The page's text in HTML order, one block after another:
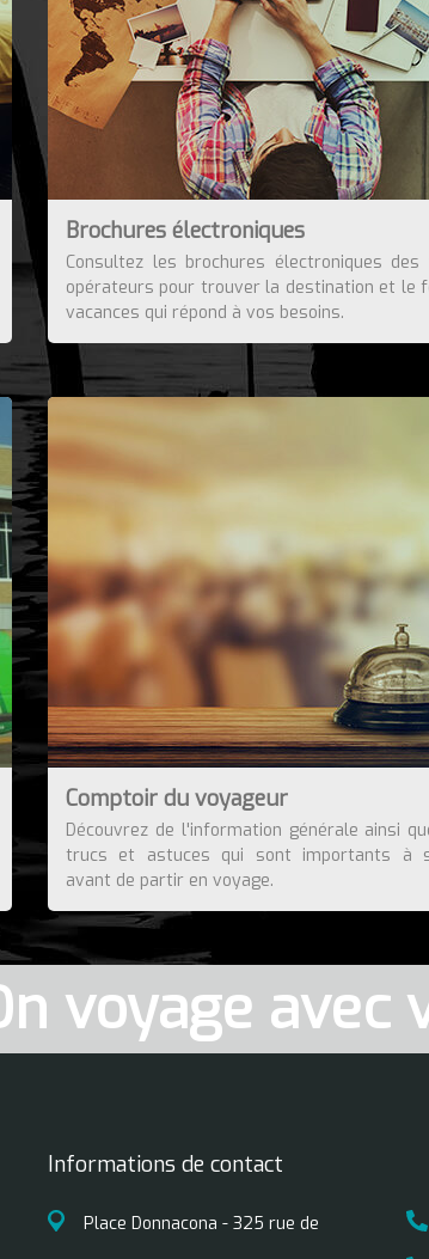
Brochures électroniques
Consultez les brochures électroniques des
opérateurs pour trouver la destination et le
vacances qui répond à vos besoins.
Comptoir du voyageur
Découvrez de l'information générale ainsi
trucs et astuces qui sont importants à
avant de partir en voyage.
voyage avec
Informations de contact
Place Donnacona - 325 rue de